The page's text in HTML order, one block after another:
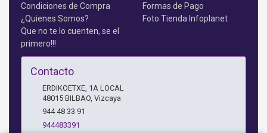
Condiciones de Compra
Formas de Pago
¿Quienes Somos?
Foto Tienda Infoplanet
Que no te lo cuenten, se el
primero!!!
Contacto
ERDIKOETXE, 1A LOCAL
48015 BILBAO Vizcaya
944 48 33 91
944483391